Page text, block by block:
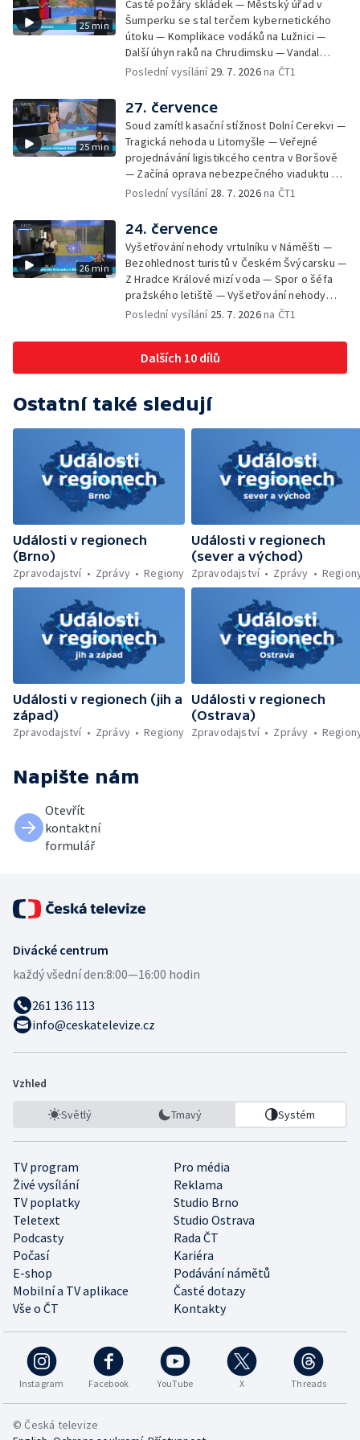
Děčíně — Biokoridor pro užovku stromovou
— Záchrana liblického vysílače — První
koncert Diany Ross v Česku — Výroba
obrněných vozidel CV90 — Biokoridor pod
vedením vysokého napětí
25 min
Časté požáry skládek — Městský úřad v
Šumperku se stal terčem kybernetického
útoku — Komplikace vodáků na Lužnici —
Další úhyn raků na Chrudimsku — Vandal
poškodil okna na Ještědu — Lvice Elza má
defibrilátorů — 194 km/h po dálnici D6 —
Problém s likvidací kadmia — Vězni na
Frýdlantsku čistí koryto potoka — Antikolizní
systém tramvají Škoda 40T — Praha má šanci
na rekordní turistickou sezonu — Začíná
festival PernštejnLove v Pardubicích — Jelen
albín na Litoměřicku — Čeští vědci se
Poslední vysílání 29. 7. 2026na ČT1
25 min
27. července
Soud zamítl kasační stížnost Dolní Cerekvi —
Tragická nehoda u Litomyšle — Veřejné
projednávání ligistikcého centra v Boršově
— Začíná oprava nebezpečného viaduktu v
Klatovech — Pražská koalice o zásahu na
na Českolipsku — Úřednice na pachatele
napojená nebyla — Nižší zájem o Novou
zelenou úsporám — Problémy řidičů v
KRNAP kvůli navigaci — Dohašování požáru
lesa u Velhartic — Další rozsáhlý lesní požár
likvidovali hasiči u Dolní Radechové na
Náchodsku — Znovuotevření rozhledny na
polovině — Požár v kempu na Pardubicku —
Wonkův most po rekonstrukci — Letiště
— V Plzni přibývá nelegálních graffiti
Poslední vysílání 28. 7. 2026na ČT1
26 min
24. července
Vyšetřování nehody vrtulníku v Náměšti —
Bezohlednost turistů v Českém Švýcarsku —
Z Hradce Králové mizí voda — Spor o šéfa
pražského letiště — Vyšetřování nehody
vlaku na Táborsku — Stavba tunelu se
silnici I/35 — Začíná letní filmová škola —
Motivace pacientů k preventivním
prohlídkám — Přibývá nehod a zranění
ubytoven v Ostravě — Vězni na
za dlouhodobé týrání psů — Kontroly
farmářských trhů — Ochrana Lesního
koupaliště v Ruprechticích — Umělý sníh na
vrcholu Černé hory — Zrestaurované sochy
se vrátily na pražský orloj
Poslední vysílání 25. 7. 2026na ČT1
Dalších 10 dílů
Ostatní také sledují
Události v regionech
(Brno)
Zpravodajství
Zprávy Regiony
Události v regionech
(sever a východ)
Zpravodajství
Zprávy
Události v regionech (jih a
západ)
Zpravodajství
Zprávy Regiony
Události v regionech
(Ostrava)
Zpravodajství
Zprávy
Napište nám
Otevřít
kontaktní
formulář
Divácké centrum
každý všední den:8:00—16:00 hodin
261 136 113
info@ceskatelevize.cz
Vzhled
Světlý Tmavý Systém
TV program
Pro média
Živé vysílání
Reklama
TV poplatky
Studio Brno
Teletext
Studio Ostrava
Podcasty
Rada ČT
Počasí
Kariéra
E-shop
Podávání námětů
Mobilní a TV aplikace
Časté dotazy
Vše o ČT
Kontakty
Instagram Facebook YouTube X Threads
© Česká televize